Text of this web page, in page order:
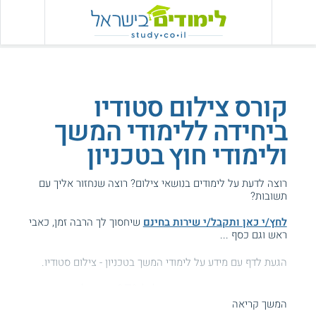
קורס צילום סטודיו
ביחידה ללימודי המשך
ולימודי חוץ בטכניון
רוצה לדעת על לימודים בנושאי צילום? רוצה שנחזור אליך עם
תשובות?
לחץ/י כאן ותקבל/י שירות בחינם שיחסוך לך הרבה זמן, כאבי
ראש וגם כסף ...
הגעת לדף עם מידע על לימודי המשך בטכניון - צילום סטודיו.
עזרנו גם לך? דרג אותנו:המשך קריאה